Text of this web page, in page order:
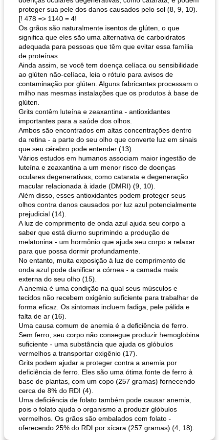
proteger sua pele dos danos causados ​​pelo sol (8, 9, 10).
[! 478 => 1140 = 4!
Os grãos são naturalmente isentos de glúten, o que
significa que eles são uma alternativa de carboidratos
adequada para pessoas que têm que evitar essa família
de proteínas.
Ainda assim, se você tem doença celíaca ou sensibilidade
ao glúten não-celíaca, leia o rótulo para avisos de
contaminação por glúten. Alguns fabricantes processam o
milho nas mesmas instalações que os produtos à base de
glúten.
Grits contêm luteína e zeaxantina - antioxidantes
importantes para a saúde dos olhos.
Ambos são encontrados em altas concentrações dentro
da retina - a parte do seu olho que converte luz em sinais
que seu cérebro pode entender (13).
Vários estudos em humanos associam maior ingestão de
luteína e zeaxantina a um menor risco de doenças
oculares degenerativas, como catarata e degeneração
macular relacionada à idade (DMRI) (9, 10).
Além disso, esses antioxidantes podem proteger seus
olhos contra danos causados ​​por luz azul potencialmente
prejudicial (14).
A luz de comprimento de onda azul ajuda seu corpo a
saber que está diurno suprimindo a produção de
melatonina - um hormônio que ajuda seu corpo a relaxar
para que possa dormir profundamente.
No entanto, muita exposição à luz de comprimento de
onda azul pode danificar a córnea - a camada mais
externa do seu olho (15).
A anemia é uma condição na qual seus músculos e
tecidos não recebem oxigênio suficiente para trabalhar de
forma eficaz. Os sintomas incluem fadiga, pele pálida e
falta de ar (16).
Uma causa comum de anemia é a deficiência de ferro.
Sem ferro, seu corpo não consegue produzir hemoglobina
suficiente - uma substância que ajuda os glóbulos
vermelhos a transportar oxigênio (17).
Grits podem ajudar a proteger contra a anemia por
deficiência de ferro. Eles são uma ótima fonte de ferro à
base de plantas, com um copo (257 gramas) fornecendo
cerca de 8% do RDI (4).
Uma deficiência de folato também pode causar anemia,
pois o folato ajuda o organismo a produzir glóbulos
vermelhos. Os grãos são embalados com folato -
oferecendo 25% do RDI por xícara (257 gramas) (4, 18).